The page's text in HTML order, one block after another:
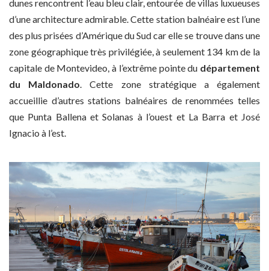
dunes rencontrent l’eau bleu clair, entourée de villas luxueuses
d’une architecture admirable. Cette station balnéaire est l’une
des plus prisées d’Amérique du Sud car elle se trouve dans une
zone géographique très privilégiée, à seulement 134 km de la
capitale de Montevideo, à l’extrême pointe du département
du Maldonado . Cette zone stratégique a également
accueillie d’autres stations balnéaires de renommées telles
que Punta Ballena et Solanas à l’ouest et La Barra et José
Ignacio à l’est.